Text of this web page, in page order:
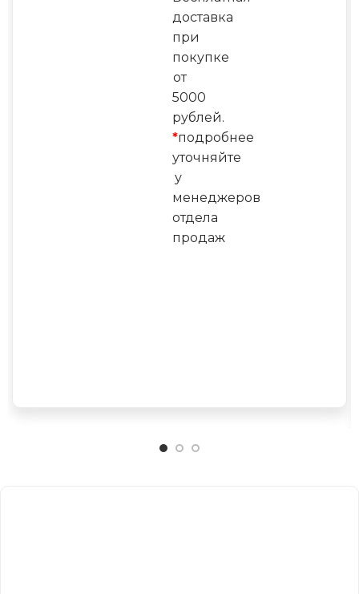
доставка
при
покупке
от
5000
рублей.
*подробнее
уточняйте
у
менеджеров
отдела
продаж